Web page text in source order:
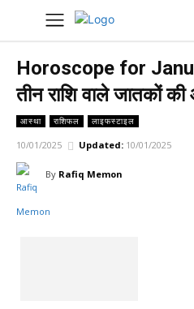
Horoscope for
तीन राशि वाले जातकों
आस्था राशिफल लाइफस्टाइल
10/01/2025 Updated: 10/01/2025
By Rafiq Memon